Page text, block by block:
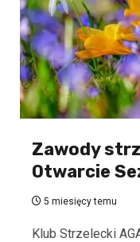
Zawody
Otwarcie
5 miesięcy temu
Klub Strzelecki